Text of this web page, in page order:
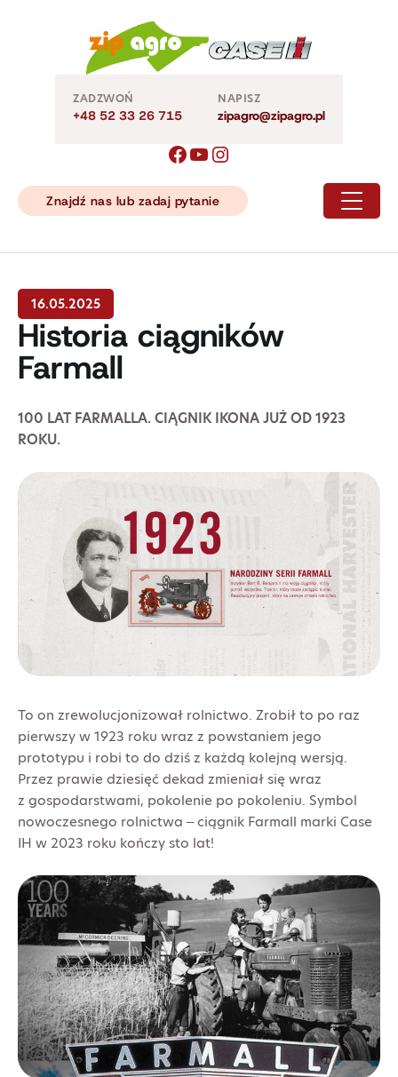
ZADZWOŃ
+48 52 33 26 715
NAPISZ
zipagro@zipagro.pl
Znajdź nas lub zadaj pytanie
16.05.2025
Historia ciągników
Farmall
100 LAT FARMALLA. CIĄGNIK IKONA JUŻ OD 1923
ROKU.
To on zrewolucjonizował rolnictwo. Zrobił to po raz
pierwszy w 1923 roku wraz z powstaniem jego
prototypu i robi to do dziś z każdą kolejną wersją.
Przez prawie dziesięć dekad zmieniał się wraz
z gospodarstwami, pokolenie po pokoleniu. Symbol
nowoczesnego rolnictwa – ciągnik Farmall marki Case
IH w 2023 roku kończy sto lat!